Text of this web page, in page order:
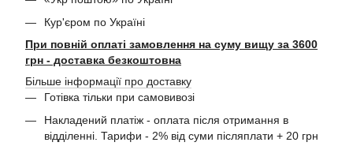
Кур'єром по Україні
При повній оплаті замовлення на суму вищу за 3600
грн - доставка безкоштовна
Більше інформації про доставку
Готівка тільки при самовивозі
Накладений платіж - оплата після отримання в
відділенні. Тарифи - 2% від суми післяплати + 20 грн